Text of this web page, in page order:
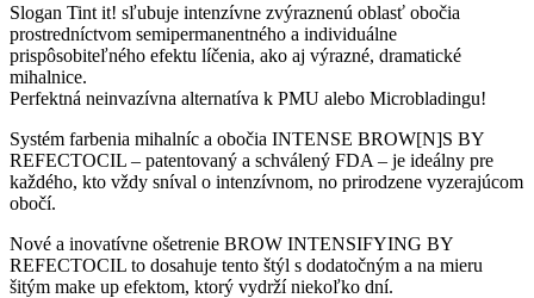
Slogan Tint it! sľubuje intenzívne zvýraznenú oblasť obočia
prostredníctvom semipermanentného a individuálne
prispôsobiteľného efektu líčenia, ako aj výrazné, dramatické
mihalnice.
Perfektná neinvazívna alternatíva k PMU alebo Microbladingu!
Systém farbenia mihalníc a obočia INTENSE BROW[N]S BY
REFECTOCIL – patentovaný a schválený FDA – je ideálny pre
každého, kto vždy sníval o intenzívnom, no prirodzene vyzerajúcom
obočí.
Nové a inovatívne ošetrenie BROW INTENSIFYING BY
REFECTOCIL to dosahuje tento štýl s dodatočným a na mieru
šitým make up efektom, ktorý vydrží niekoľko dní.